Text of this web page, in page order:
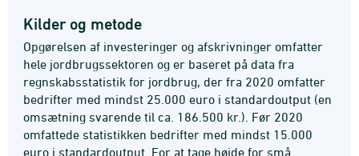
Kilder og metode
Opgørelsen af investeringer og afskrivninger omfatter
hele jordbrugssektoren og er baseret på data fra
regnskabsstatistik for jordbrug, der fra 2020 omfatter
bedrifter med mindst 25.000 euro i standardoutput (en
omsætning svarende til ca. 186.500 kr.). Før 2020
omfattede statistikken bedrifter med mindst 15.000
euro i standardoutput. For at tage højde for små